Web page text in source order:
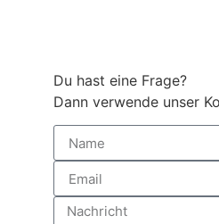
Du hast eine Frage?
Dann verwende unser